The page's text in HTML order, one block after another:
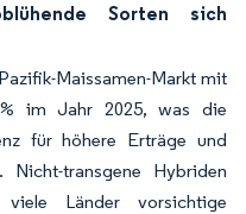
Sorten sich
Maissamen-Markt mit
im Jahr 2025, was die
für höhere Erträge und
Nicht-transgene Hybriden
Länder vorsichtige